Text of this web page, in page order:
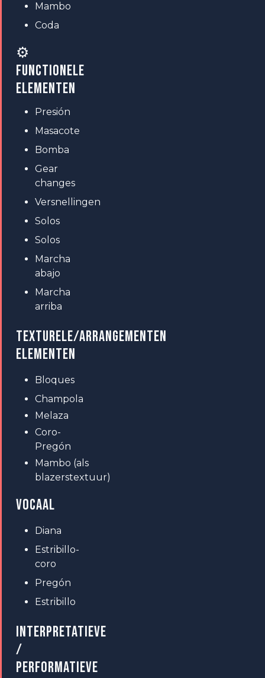
Mambo
Coda
⚙
FUNCTIONELE
ELEMENTEN
Presión
Masacote
Bomba
Gear
changes
Versnellingen
Solos
Solos
Marcha
abajo
Marcha
arriba
TEXTURELE/ARRANGEMENTEN
ELEMENTEN
Bloques
Champola
Melaza
Coro-
Pregón
Mambo (als
blazerstextuur)
VOCAAL
Diana
Estribillo-
coro
Pregón
Estribillo
INTERPRETATIEVE
/
PERFORMATIEVE